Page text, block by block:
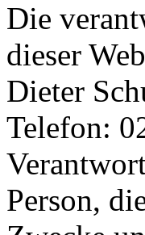
Die
dieser
Dieter
Telefon:
Person,